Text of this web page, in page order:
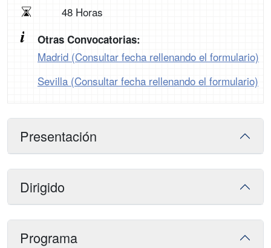
48 Horas
Otras Convocatorias:
Madrid (Consultar fecha rellenando el formulario)
Sevilla (Consultar fecha rellenando el formulario)
Presentación
Dirigido
Programa